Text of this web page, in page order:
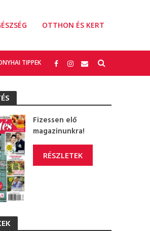
OTTHON ÉS KERT
TIPPEK
Fizessen elő
magazinunkra!
RÉSZLETEK